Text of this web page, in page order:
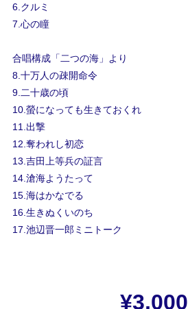
6.クルミ
7.心の瞳
合唱構成「二つの海」より
8.十万人の疎開命令
9.二十歳の頃
10.螢になっても生きておくれ
11.出撃
12.奪われし初恋
13.吉田上等兵の証言
14.滄海ようたって
15.海はかなでる
16.生きぬくいのち
17.池辺晋一郎ミニトーク
¥3,000